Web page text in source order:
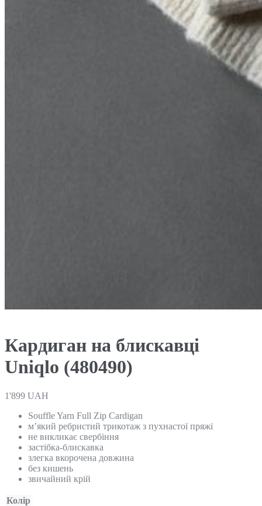
Кардиган на блискавці
Uniqlo (480490)
1'899 UAH
Souffle Yarn Full Zip Cardigan
м’який ребристий трикотаж з пухнастої пряжі
не викликає свербіння
застібка-блискавка
злегка вкорочена довжина
без кишень
звичайний крій
Колір